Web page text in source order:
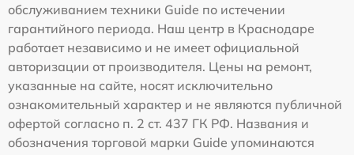
обслуживанием техники Guide по истечении
гарантийного периода. Наш центр в Краснодаре
работает независимо и не имеет официальной
авторизации от производителя. Цены на ремонт,
указанные на сайте, носят исключительно
ознакомительный характер и не являются публичной
офертой согласно п. 2 ст. 437 ГК РФ. Названия и
обозначения торговой марки Guide упоминаются